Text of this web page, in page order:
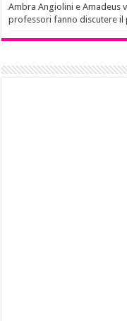
Ambra Angiolini e Amadeus
professori fanno discutere il